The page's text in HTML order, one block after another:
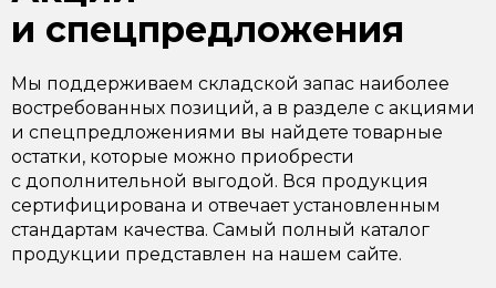
и спецпредложения
Мы поддерживаем складской запас наиболее
востребованных позиций, а в разделе с акциями
и спецпредложениями вы найдете товарные
остатки, которые можно приобрести
с дополнительной выгодой. Вся продукция
сертифицирована и отвечает установленным
стандартам качества. Самый полный каталог
продукции представлен на нашем сайте.